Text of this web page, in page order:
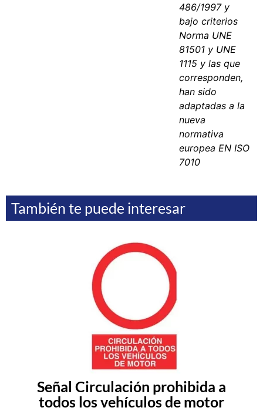
486/1997 y
bajo criterios
Norma UNE
81501 y UNE
1115 y las que
corresponden,
han sido
adaptadas a la
nueva
normativa
europea EN ISO
7010
También te puede interesar
Señal Circulación prohibida a
todos los vehículos de motor